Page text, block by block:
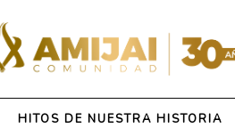
HITOS DE NUESTRA HISTORIA